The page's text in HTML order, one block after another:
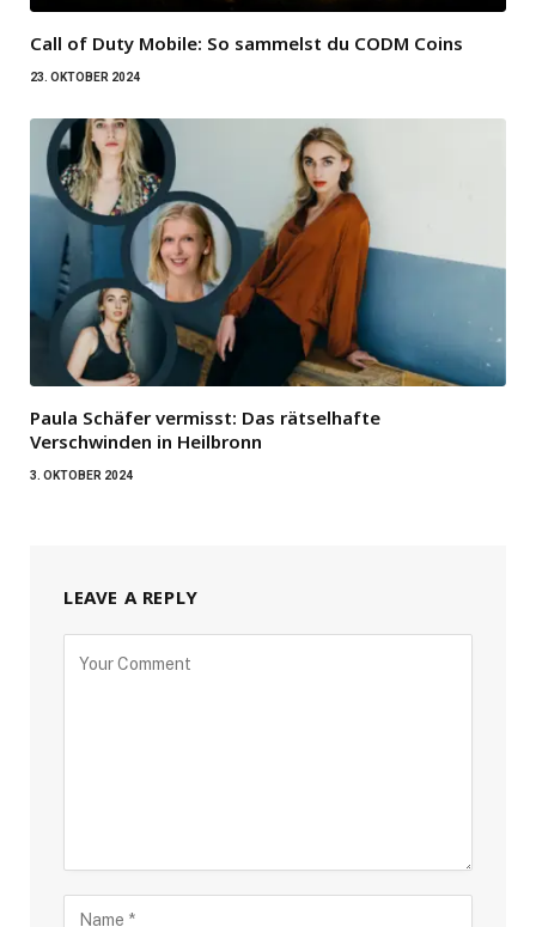
Call of Duty Mobile: So sammelst du CODM Coins
23. OKTOBER 2024
Paula Schäfer vermisst: Das rätselhafte
Verschwinden in Heilbronn
3. OKTOBER 2024
LEAVE A REPLY